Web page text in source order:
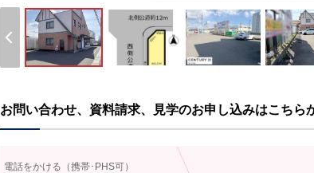
お問い合わせ、資料請求、見学のお申し込みはこちら
電話をかける（携帯･PHS可）